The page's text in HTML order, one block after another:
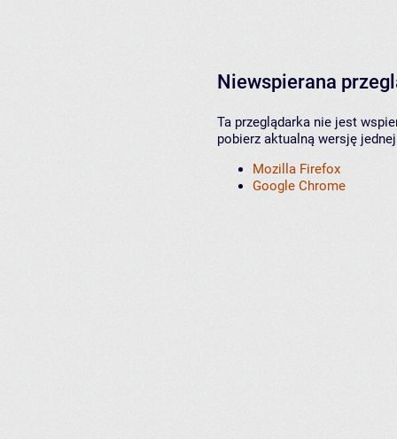
Niewspierana
Ta przeglądarka nie jest
pobierz aktualną wersję
Mozilla Firefox
Google Chrome